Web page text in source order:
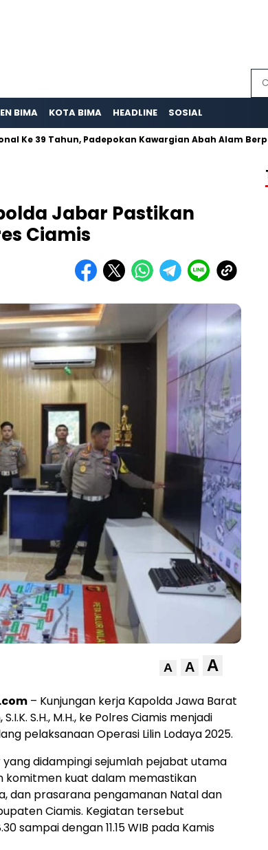
BIMA KOTA BIMA HEADLINE SOSIAL
Padepokan Kawargian Abah Alam Berperna
Jabar Pastikan
Ciamis
A A A
– Kunjungan kerja Kapolda Jawa Barat
S.H., M.H., ke Polres Ciamis menjadi
pelaksanaan Operasi Lilin Lodaya 2025.
didampingi sejumlah pejabat utama
komitmen kuat dalam memastikan
dan prasarana pengamanan Natal dan
Ciamis. Kegiatan tersebut
sampai dengan 11.15 WIB pada Kamis